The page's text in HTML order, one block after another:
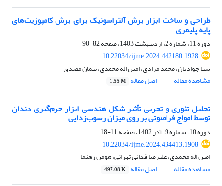
طراحی و ساخت ابزار ‌برش آلتراسونیک برای برش کامپوزیت‌های
پایه پلیمری
دوره 11، شماره 2، اردیبهشت 1403، صفحه
82-90
10.22034/ijme.2024.442180.1928
سبا جوادیان، محمد مرادی، امین اله محمدی، پیمان مصدق
مشاهده مقاله
اصل مقاله 1.55 M
تحلیل تئوری و تجربی تأثیر شکل هندسی ابزار جرم‌گیری دندان
توسط امواج فراصوتی بر روی میزان رسوب‌زدایی
دوره 10، شماره 9، آذر 1402، صفحه
11-18
10.22034/ijme.2024.434413.1908
امین اله محمدی، علیرضا فدائی تهرانی، هومن رهنما
مشاهده مقاله
اصل مقاله 497.08 K